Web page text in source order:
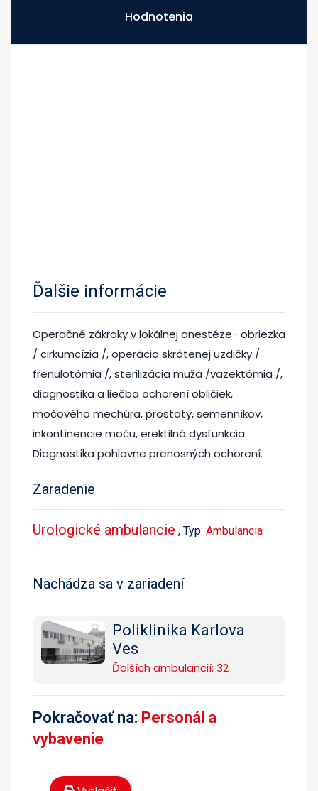
Hodnotenia
Ďalšie informácie
Operačné zákroky v lokálnej anestéze- obriezka
/ cirkumcízia /, operácia skrátenej uzdičky /
frenulotómia /, sterilizácia muža /vazektómia /,
diagnostika a liečba ochorení obličiek,
močového mechúra, prostaty, semenníkov,
inkontinencie moču, erektilná dysfunkcia.
Diagnostika pohlavne prenosných ochorení.
Zaradenie
Urologické ambulancie , Typ: Ambulancia
Nachádza sa v zariadení
Poliklinika Karlova
Ves
Ďalších ambulancií: 32
Pokračovať na: Personál a
vybavenie